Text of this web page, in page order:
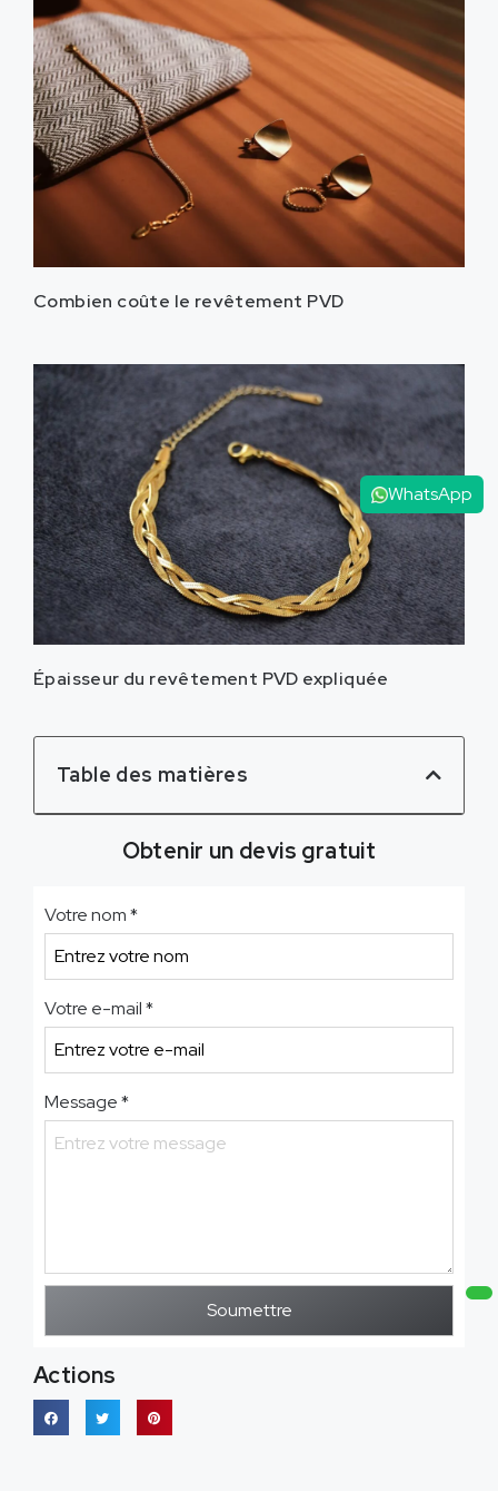
Combien coûte le revêtement PVD
Épaisseur du revêtement PVD expliquée
Table des matières
Obtenir un devis gratuit
Votre nom*
Votre e-mail*
Message*
Soumettre
Actions
WhatsApp